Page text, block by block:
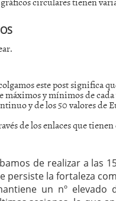
este post significa
y mínimos de cada
y de los 50 valores de
de los enlaces que
de realizar a las
persiste la fortaleza
un nº elevado